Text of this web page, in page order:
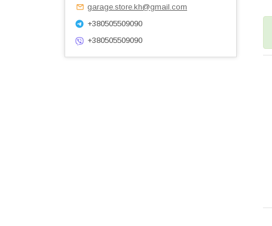
garage.store.kh@gmail.com
+380505509090
+380505509090